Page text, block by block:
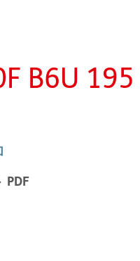
B6U
PDF